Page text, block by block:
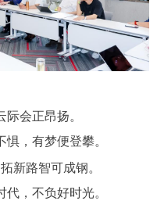
会正昂扬。
，有梦便登攀。
新路智可成钢。
，不负好时光。